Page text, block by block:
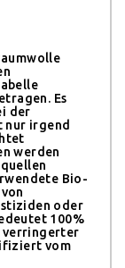
Es
der
nur irgend
werden
Bio-
oder
100%
verringerter
vom